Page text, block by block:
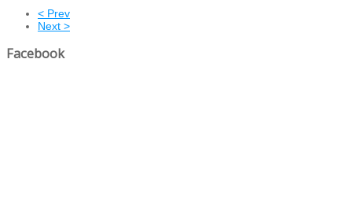
< Prev
Next >
Facebook